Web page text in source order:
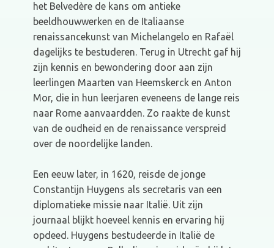
het Belvedère de kans om antieke
beeldhouwwerken en de Italiaanse
renaissancekunst van Michelangelo en Rafaël
dagelijks te bestuderen. Terug in Utrecht gaf hij
zijn kennis en bewondering door aan zijn
leerlingen Maarten van Heemskerck en Anton
Mor, die in hun leerjaren eveneens de lange reis
naar Rome aanvaardden. Zo raakte de kunst
van de oudheid en de renaissance verspreid
over de noordelijke landen.
Een eeuw later, in 1620, reisde de jonge
Constantijn Huygens als secretaris van een
diplomatieke missie naar Italië. Uit zijn
journaal blijkt hoeveel kennis en ervaring hij
opdeed. Huygens bestudeerde in Italië de